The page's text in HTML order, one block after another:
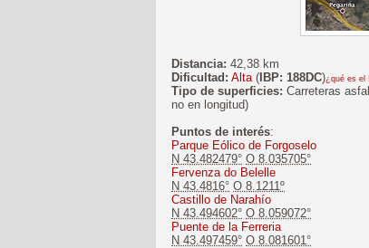
Distancia: 42,38 km
Dificultad: Alta( IBP: 188DC)¿qué es el
Tipo de superficies: Carreteras
no en longitud)
Puntos de interés:
Parque Eólico de Forgoselo
N 43.482479° O 8.035705°
Fervenza do Belelle
N 43.4816° O 8.1211º
Castillo de Narahío
N 43.494602° O 8.059072°
Puente de la Ferreria
N 43.497459° O 8.081601°